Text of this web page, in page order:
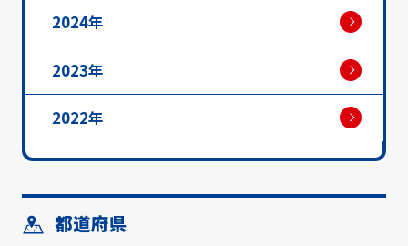
2024年
2023年
2022年
都道府県